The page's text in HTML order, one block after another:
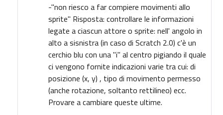
-"non riesco a far compiere movimenti allo
sprite" Risposta: controllare le informazioni
legate a ciascun attore o sprite: nell' angolo in
alto a sisnistra (in caso di Scratch 2.0) c'è un
cerchio blu con una"i" al centro pigiando il quale
ci vengono fornite indicazioni varie tra cui: di
posizione (x, y) , tipo di movimento permesso
(anche rotazione, soltanto rettilineo) ecc.
Provare a cambiare queste ultime.